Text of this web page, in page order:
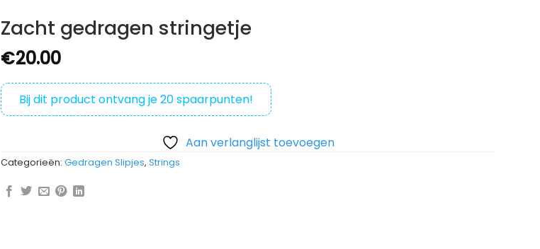
Zacht gedragen stringetje
€20.00
Bij dit product ontvang je20spaarpunten!
Aan verlanglijst toevoegen
Categorieën: Gedragen Slipjes, Strings